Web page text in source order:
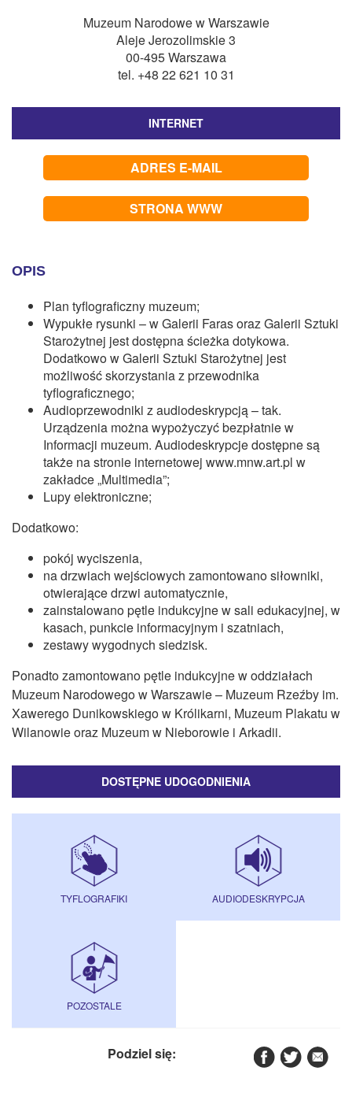
INSTYTUT TYFLOLOGICZNY
KONTAKT
Muzeum Narodowe w Warszawie
Aleje Jerozolimskie 3
00-495 Warszawa
tel. +48 22 621 10 31
INTERNET
ADRES E-MAIL
STRONA WWW
OPIS
Plan tyflograficzny muzeum;
Wypukłe rysunki – w Galerii Faras oraz Galerii Sztuki
Starożytnej jest dostępna ścieżka dotykowa.
Dodatkowo w Galerii Sztuki Starożytnej jest
możliwość skorzystania z przewodnika
tyflograficznego;
Audioprzewodniki z audiodeskrypcją – tak.
Urządzenia można wypożyczyć bezpłatnie w
Informacji muzeum. Audiodeskrypcje dostępne są
także na stronie internetowej www.mnw.art.pl w
zakładce „Multimedia”;
Lupy elektroniczne;
Dodatkowo:
pokój wyciszenia,
na drzwiach wejściowych zamontowano siłowniki,
otwierające drzwi automatycznie,
zainstalowano pętle indukcyjne w sali edukacyjnej, w
kasach, punkcie informacyjnym i szatniach,
zestawy wygodnych siedzisk.
Ponadto zamontowano pętle indukcyjne w oddziałach
Muzeum Narodowego w Warszawie – Muzeum Rzeźby im.
Xawerego Dunikowskiego w Królikarni, Muzeum Plakatu w
Wilanowie oraz Muzeum w Nieborowie i Arkadii.
DOSTĘPNE UDOGODNIENIA
TYFLOGRAFIKI AUDIODESKRYPCJA
POZOSTALE
Podziel się: